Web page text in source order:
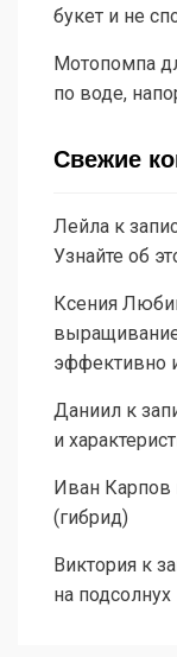
букет и не
Мотопомпа
по воде,
Свежие
Лейла к
Узнайте об
Ксения
эффективно
Даниил к
и
Иван Карпов
(гибрид)
Виктория к
на подсолнух